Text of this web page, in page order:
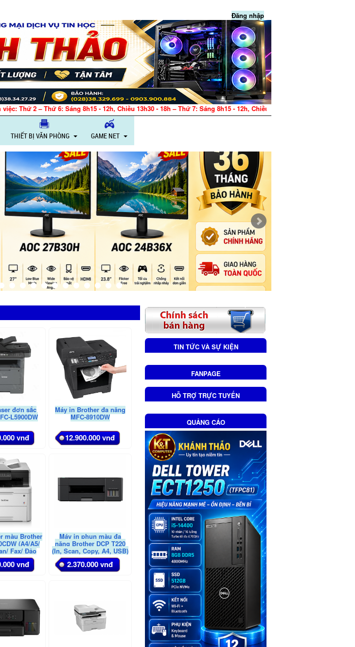
Đăng nhập
- 12h, Chiều 13h30 - 18h – Thứ 7: Sáng 8h15 - 12h, Chiều 13h30 - 17h – CN: Nghỉ
THIẾT BỊ VĂN PHÒNG GAME NET
đơn sắc
L5900DW
vnđ
Máy in Brother đa năng
MFC-8910DW
12.900.000 vnđ
màu Brother
(A4/A5/
Fax/ Đảo
USB/ LAN/
vnđ
Máy in phun màu đa
năng Brother DCP T220
(In, Scan, Copy, A4, USB)
2.370.000 vnđ
TIN TỨC VÀ SỰ KIỆN
FANPAGE
HỖ TRỢ TRỰC TUYẾN
QUẢNG CÁO